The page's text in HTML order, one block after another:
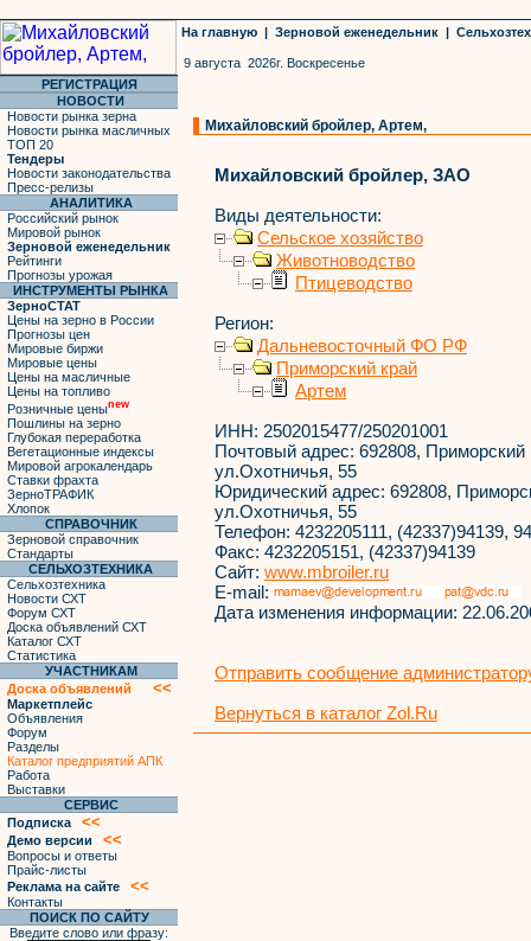
На главную | Зерновой еженедельник |
9 августа 2026г. Воскресенье
РЕГИСТРАЦИЯ
НОВОСТИ
Новости рынка зерна
Новости рынка масличных
ТОП 20
Тендеры
Новости законодательства
Пресс-релизы
АНАЛИТИКА
Российский рынок
Мировой рынок
Зерновой еженедельник
Рейтинги
Прогнозы урожая
ИНСТРУМЕНТЫ РЫНКА
ЗерноСТАТ
Цены на зерно в России
Прогнозы цен
Мировые биржи
Мировые цены
Цены на масличные
Цены на топливо
Розничные ценыnew
Пошлины на зерно
Глубокая переработка
Вегетационные индексы
Мировой агрокалендарь
Ставки фрахта
ЗерноТРАФИК
Хлопок
СПРАВОЧНИК
Зерновой справочник
Стандарты
СЕЛЬХОЗТЕХНИКА
Сельхозтехника
Новости СХТ
Форум СХТ
Доска объявлений СХТ
Каталог СХТ
Статистика
УЧАСТНИКАМ
Доска объявлений
<<
Маркетплейс
Объявления
Форум
Разделы
Каталог предприятий АПК
Работа
Выставки
СЕРВИС
Подписка
<<
Демо версии <<
Вопросы и ответы
Прайс-листы
Реклама на сайте
<<
Контакты
ПОИСК ПО САЙТУ
Введите слово или фразу:
Михайловский бройлер, Артем,
Михайловский бройлер, ЗАО
Виды деятельности:
Сельское хозяйство
Животноводство
Птицеводство
Регион:
Дальневосточный ФО РФ
Приморский край
Артем
ИНН: 2502015477/250201001
Почтовый адрес: 692808, Приморский
ул.Охотничья, 55
Юридический адрес: 692808,
ул.Охотничья, 55
Телефон: 4232205111, (42337)94139,
Факс: 4232205151, (42337)94139
Сайт: www.mbroiler.ru
E-mail:
Дата изменения информации:
Отправить сообщение
Вернуться в каталог Zol.Ru